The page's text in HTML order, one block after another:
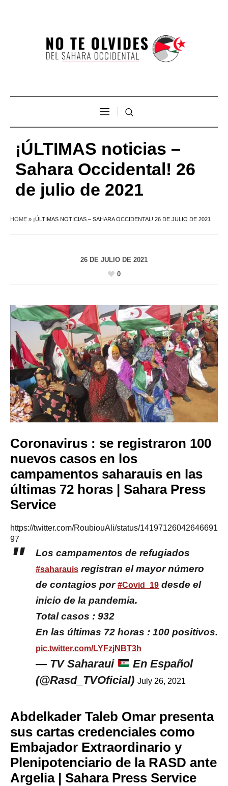
¡ÚLTIMAS noticias –
Sahara Occidental! 26
de julio de 2021
HOME » ¡ÚLTIMAS NOTICIAS – SAHARA OCCIDENTAL! 26 DE JULIO DE 2021
26 DE JULIO DE 2021
0
Coronavirus : se registraron 100
nuevos casos en los
campamentos saharauis en las
últimas 72 horas | Sahara Press
Service
https://twitter.com/RoubiouAli/status/14197126042646691
97
Los campamentos de refugiados
#saharauis registran el mayor número
de contagios por#Covid_19 desde el
inicio de la pandemia.
Total casos : 932
En las últimas 72 horas : 100 positivos.
pic.twitter.com/LYFzjNBT3h
— TV Saharaui
En Español
(@Rasd_TVOficial) July 26, 2021
Abdelkader Taleb Omar presenta
sus cartas credenciales como
Embajador Extraordinario y
Plenipotenciario de la RASD ante
Argelia | Sahara Press Service